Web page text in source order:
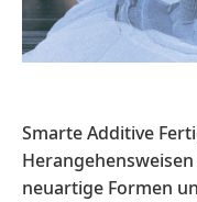
Smarte Additive
neuartige Formen